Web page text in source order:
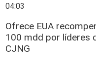
04:03
Ofrece EUA
100 mdd por líderes
CJNG